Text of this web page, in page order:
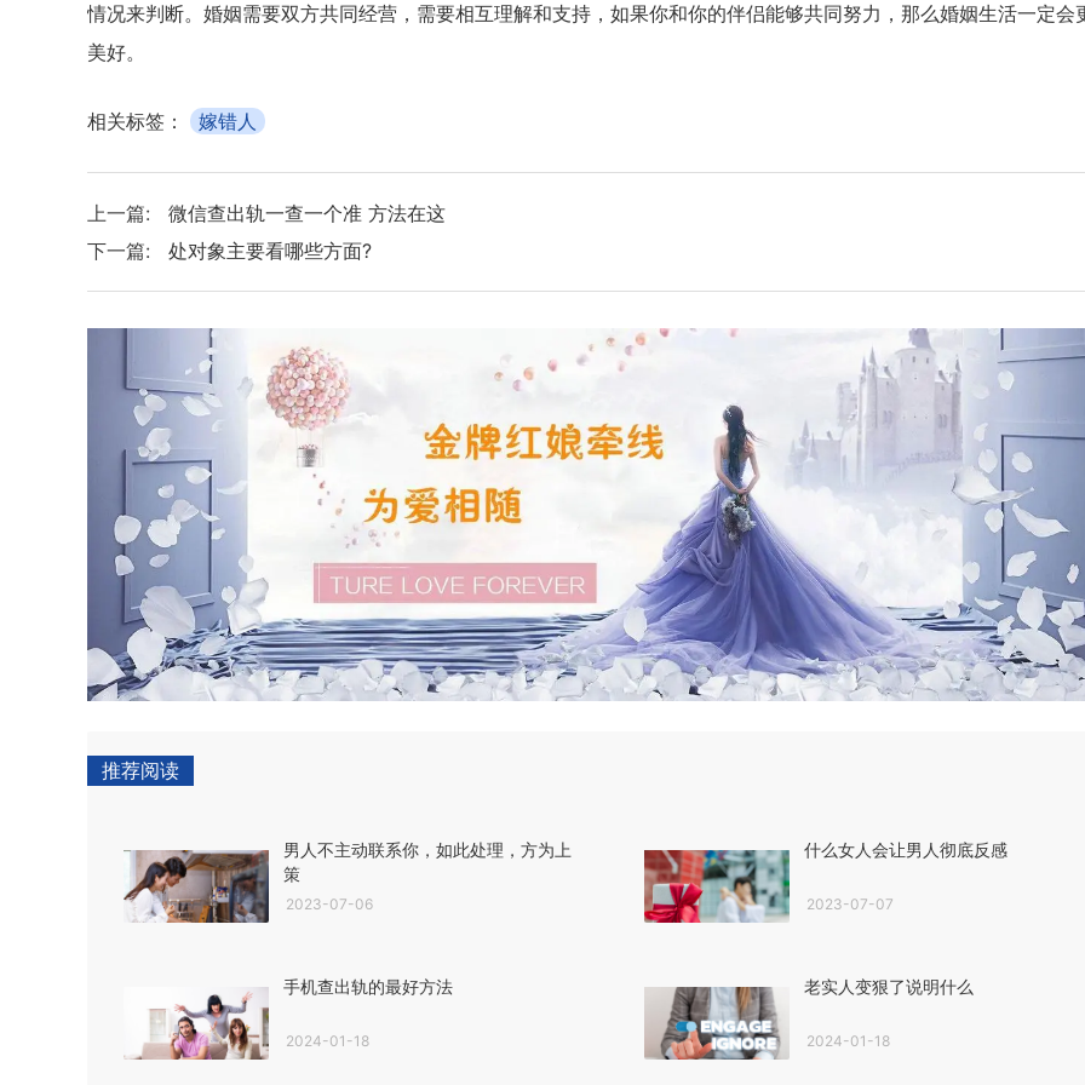
情况来判断。婚姻需要双方共同经营，需要相互理解和支持，如果你和你的伴侣能够共同努力，那么婚姻生活一定会
美好。
相关标签： 嫁错人
上一篇:
微信查出轨一查一个准 方法在这
下一篇:
处对象主要看哪些方面?
推荐阅读
男人不主动联系你，如此处理，方为上
策
2023-07-06
什么女人会让男人彻底反感
2023-07-07
手机查出轨的最好方法
2024-01-18
老实人变狠了说明什么
2024-01-18